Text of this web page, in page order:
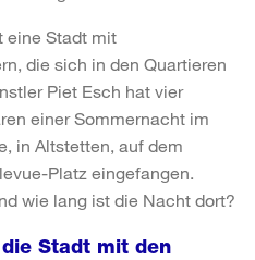
eine Stadt mit
die sich in den Quartieren
Piet Esch hat vier
einer Sommernacht im
in Altstetten, auf dem
Platz eingefangen.
wie lang ist die Nacht dort?
Stadt mit den